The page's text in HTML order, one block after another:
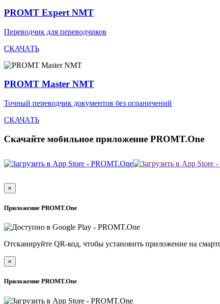
PROMT Expert NMT
Переводчик для переводчиков
СКАЧАТЬ
PROMT Master NMT
Точный переводчик документов без ограничений
СКАЧАТЬ
Скачайте мобильное приложение PROMT.One
×
Приложение PROMT.One
Отсканируйте QR-код, чтобы установить приложение на
×
Приложение PROMT.One